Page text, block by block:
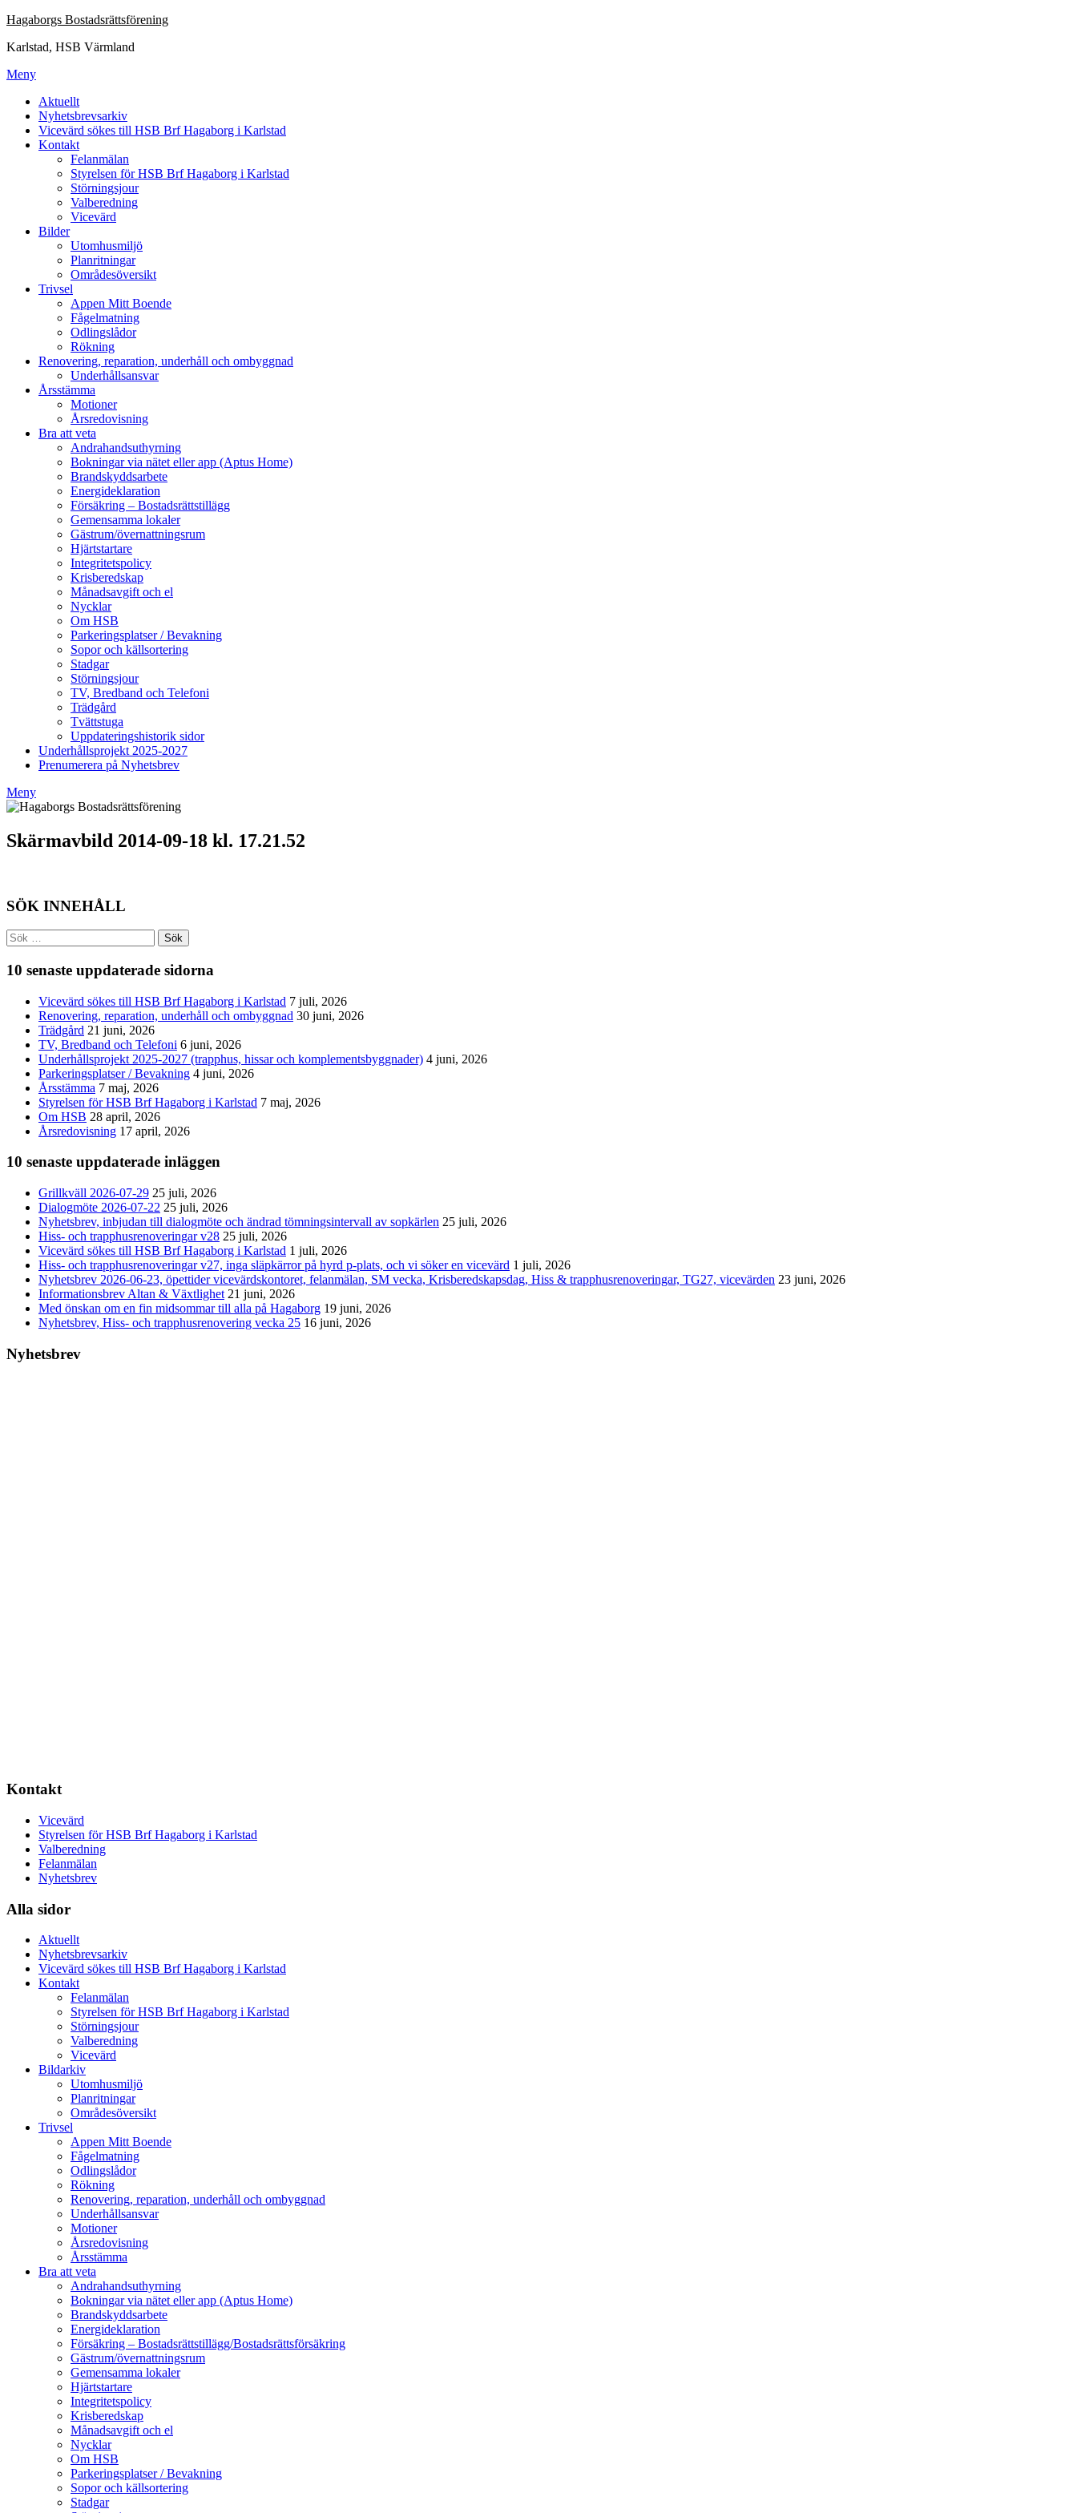
Hoppa
innehåll
Hagaborgs Bostadsrättsförening
Karlstad, HSB Värmland
Meny
Aktuellt
Nyhetsbrevsarkiv
Vicevärd sökes till HSB Brf Hagaborg i Karlstad
Kontakt
Felanmälan
Styrelsen för HSB Brf Hagaborg i Karlstad
Störningsjour
Valberedning
Vicevärd
Bilder
Utomhusmiljö
Planritningar
Områdesöversikt
Trivsel
Appen Mitt Boende
Fågelmatning
Odlingslådor
Rökning
Renovering, reparation, underhåll och ombyggnad
Underhållsansvar
Årsstämma
Motioner
Årsredovisning
Bra att veta
Andrahandsuthyrning
Bokningar via nätet eller app (Aptus Home)
Brandskyddsarbete
Energideklaration
Försäkring – Bostadsrättstillägg
Gemensamma lokaler
Gästrum/övernattningsrum
Hjärtstartare
Integritetspolicy
Krisberedskap
Månadsavgift och el
Nycklar
Om HSB
Parkeringsplatser / Bevakning
Sopor och källsortering
Stadgar
Störningsjour
TV, Bredband och Telefoni
Trädgård
Tvättstuga
Uppdateringshistorik sidor
Underhållsprojekt 2025-2027
Prenumerera på Nyhetsbrev
Meny
Skärmavbild 2014-09-18 kl. 17.21.52
SÖK INNEHÅLL
Sök
efter:
10 senaste uppdaterade sidorna
Vicevärd sökes till HSB Brf Hagaborg i Karlstad 7 juli, 2026
Renovering, reparation, underhåll och ombyggnad 30 juni, 2026
Trädgård 21 juni, 2026
TV, Bredband och Telefoni 6 juni, 2026
Underhållsprojekt 2025-2027 (trapphus, hissar och komplementsbyggnader) 4 juni, 2026
Parkeringsplatser / Bevakning 4 juni, 2026
Årsstämma 7 maj, 2026
Styrelsen för HSB Brf Hagaborg i Karlstad 7 maj, 2026
Om HSB 28 april, 2026
Årsredovisning 17 april, 2026
10 senaste uppdaterade inläggen
Grillkväll 2026-07-29 25 juli, 2026
Dialogmöte 2026-07-22 25 juli, 2026
Nyhetsbrev, inbjudan till dialogmöte och ändrad tömningsintervall av sopkärlen 25 juli, 2026
Hiss- och trapphusrenoveringar v28 25 juli, 2026
Vicevärd sökes till HSB Brf Hagaborg i Karlstad 1 juli, 2026
Hiss- och trapphusrenoveringar v27, inga släpkärror på hyrd p-plats, och vi söker en vicevärd 1 juli, 2026
Nyhetsbrev 2026-06-23, öpettider vicevärdskontoret, felanmälan, SM vecka, Krisberedskapsdag, Hiss & trapphusrenoveringar, TG27, vicevärden 23 juni, 2026
Informationsbrev Altan & Växtlighet 21 juni, 2026
Med önskan om en fin midsommar till alla på Hagaborg 19 juni, 2026
Nyhetsbrev, Hiss- och trapphusrenovering vecka 25 16 juni, 2026
Nyhetsbrev
Kontakt
Vicevärd
Styrelsen för HSB Brf Hagaborg i Karlstad
Valberedning
Felanmälan
Nyhetsbrev
Alla sidor
Aktuellt
Nyhetsbrevsarkiv
Vicevärd sökes till HSB Brf Hagaborg i Karlstad
Kontakt
Felanmälan
Styrelsen för HSB Brf Hagaborg i Karlstad
Störningsjour
Valberedning
Vicevärd
Bildarkiv
Utomhusmiljö
Planritningar
Områdesöversikt
Trivsel
Appen Mitt Boende
Fågelmatning
Odlingslådor
Rökning
Renovering, reparation, underhåll och ombyggnad
Underhållsansvar
Motioner
Årsredovisning
Årsstämma
Bra att veta
Andrahandsuthyrning
Bokningar via nätet eller app (Aptus Home)
Brandskyddsarbete
Energideklaration
Försäkring – Bostadsrättstillägg/Bostadsrättsförsäkring
Gästrum/övernattningsrum
Gemensamma lokaler
Hjärtstartare
Integritetspolicy
Krisberedskap
Månadsavgift och el
Nycklar
Om HSB
Parkeringsplatser / Bevakning
Sopor och källsortering
Stadgar